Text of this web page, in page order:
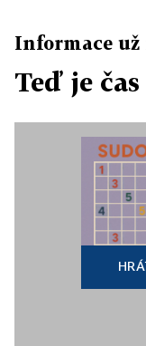
Informace už
Teď je